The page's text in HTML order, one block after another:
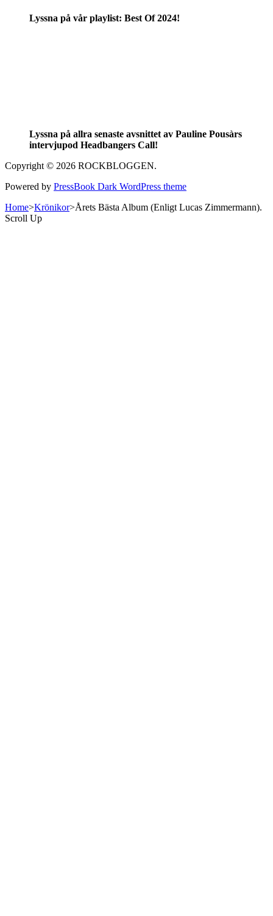
Lyssna på vår playlist: Best Of 2024!
Lyssna på allra senaste avsnittet av Pauline Pousàrs
intervjupod Headbangers Call!
Copyright © 2026 ROCKBLOGGEN.
Powered by PressBook Dark WordPress theme
Home>Krönikor>Årets Bästa Album (Enligt Lucas Zimmermann).
Scroll Up